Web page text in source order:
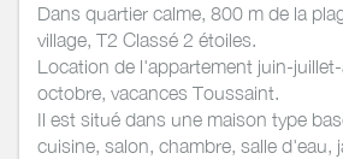
Dans quartier calme, 800 m de la
village, T2 Classé 2 étoiles.
Location de l'appartement juin-
octobre, vacances Toussaint.
Il est situé dans une maison type
cuisine, salon, chambre, salle d'eau,